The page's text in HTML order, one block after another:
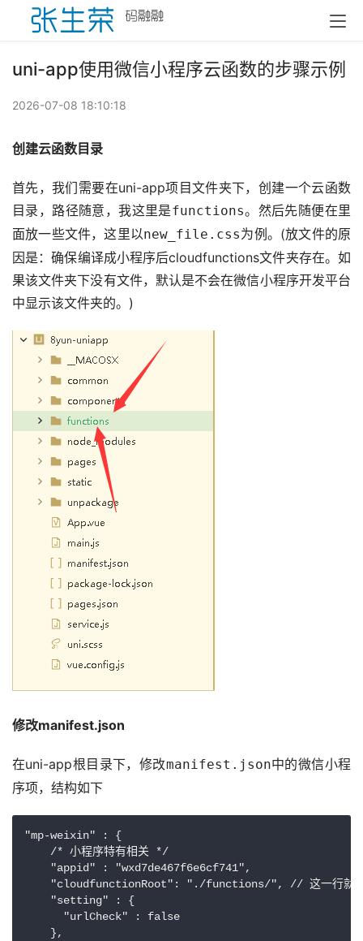
uni-app使用微信小程序云函数的步骤示例
2026-07-08 18:10:18
创建云函数目录
首先，我们需要在uni-app项目文件夹下，创建一个云函数
目录，路径随意，我这里是functions。然后先随便在里
面放一些文件，这里以new_file.css为例。(放文件的原
因是：确保编译成小程序后cloudfunctions文件夹存在。如
果该文件夹下没有文件，默认是不会在微信小程序开发平台
中显示该文件夹的。)
修改manifest.json
在uni-app根目录下，修改manifest.json中的微信小程
序项，结构如下
"mp-weixin" : {
    /* 小程序特有相关 */
    "appid" : "wxd7de467f6e6cf741",
"cloudfunctionRoot": "./functions/", // 这一行就是
    "setting" : {
      "urlCheck" : false
    },